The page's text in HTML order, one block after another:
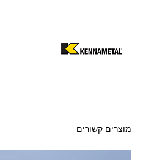
מוצרים קשורים